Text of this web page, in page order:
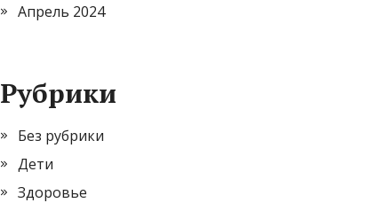
Апрель 2024
Рубрики
Без рубрики
Дети
Здоровье